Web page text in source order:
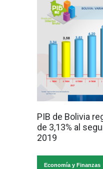
PIB de Bolivia
de 3,13% al
2019
Economía y Finanzas